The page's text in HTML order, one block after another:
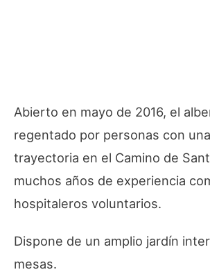
Abierto en mayo de 2016, el
regentado por personas con
trayectoria en el Camino de
muchos años de experiencia
hospitaleros voluntarios.
Dispone de un amplio jardín
mesas.